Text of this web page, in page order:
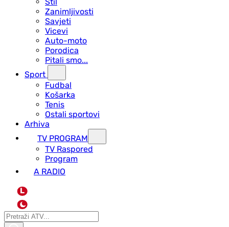
Zanimljivosti
Savjeti
Vicevi
Auto-moto
Porodica
Pitali smo...
Sport
Fudbal
Košarka
Tenis
Ostali sportovi
Arhiva
TV PROGRAM
ТV Raspored
Program
A RADIO
L